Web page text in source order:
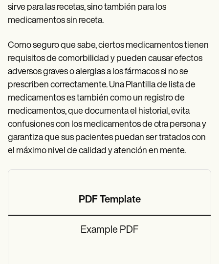
sirve para las recetas, sino también para los
medicamentos sin receta.
Como seguro que sabe, ciertos medicamentos tienen
requisitos de comorbilidad y pueden causar efectos
adversos graves o alergias a los fármacos si no se
prescriben correctamente. Una Plantilla de lista de
medicamentos es también como un registro de
medicamentos, que documenta el historial, evita
confusiones con los medicamentos de otra persona y
garantiza que sus pacientes puedan ser tratados con
el máximo nivel de calidad y atención en mente.
PDF Template
Example PDF